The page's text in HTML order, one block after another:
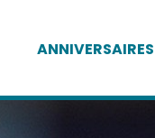
ANNIVERSAIRES